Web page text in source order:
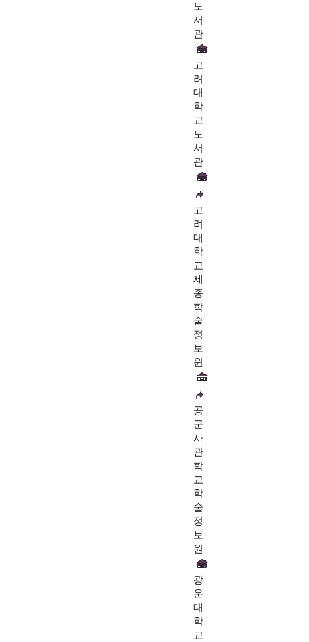
도
서
관
고
려
대
학
교
도
서
관
고
려
대
학
교
세
종
학
술
정
보
원
공
군
사
관
학
교
학
술
정
보
원
광
운
대
학
교